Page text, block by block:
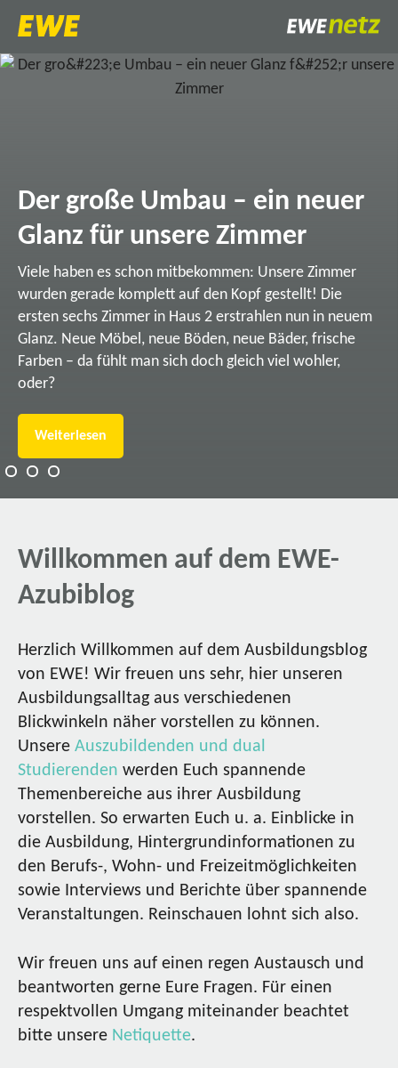
Der große Umbau – ein neuer
Glanz für unsere Zimmer
Viele haben es schon mitbekommen: Unsere Zimmer
wurden gerade komplett auf den Kopf gestellt! Die
ersten sechs Zimmer in Haus 2 erstrahlen nun in neuem
Glanz. Neue Möbel, neue Böden, neue Bäder, frische
Farben – da fühlt man sich doch gleich viel wohler,
oder?
Weiterlesen
Willkommen auf dem EWE-
Azubiblog
Herzlich Willkommen auf dem Ausbildungsblog
von EWE! Wir freuen uns sehr, hier unseren
Ausbildungsalltag aus verschiedenen
Blickwinkeln näher vorstellen zu können.
Unsere Auszubildenden und dual
Studierenden werden Euch spannende
Themenbereiche aus ihrer Ausbildung
vorstellen. So erwarten Euch u. a. Einblicke in
die Ausbildung, Hintergrundinformationen zu
den Berufs-, Wohn- und Freizeitmöglichkeiten
sowie Interviews und Berichte über spannende
Veranstaltungen. Reinschauen lohnt sich also.
Wir freuen uns auf einen regen Austausch und
beantworten gerne Eure Fragen. Für einen
respektvollen Umgang miteinander beachtet
bitte unsere Netiquette.